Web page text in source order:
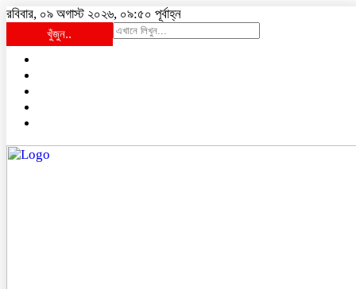
রবিবার, ০৯ অগাস্ট ২০২৬, ০৯:৫০ পূর্বাহ্ন
খুঁজুন..